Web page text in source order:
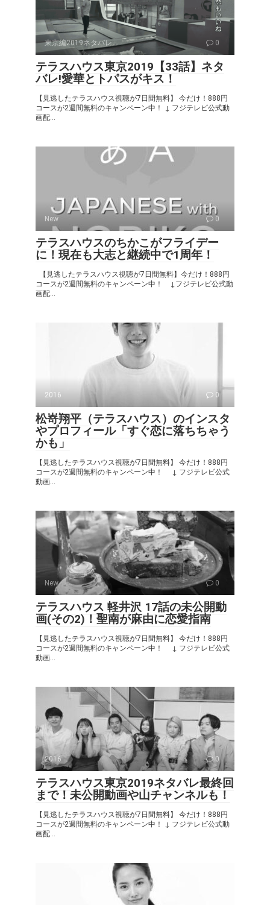
東京編2019ネタバレ 0
テラスハウス東京2019【33話】ネタ
バレ!愛華とトパスがキス！
【見逃したテラスハウス視聴が7日間無料】 今だけ！888円
コースが2週間無料のキャンペーン中！ ↓ フジテレビ公式動
画配...
New 0
テラスハウスのちかこがフライデー
に！現在も大志と継続中で1周年！
【見逃したテラスハウス視聴が7日間無料】今だけ！888円
コースが2週間無料のキャンペーン中！ ↓フジテレビ公式動
画配...
2016 0
松嵜翔平（テラスハウス）のインスタ
やプロフィール「すぐ恋に落ちちゃう
かも」
【見逃したテラスハウス視聴が7日間無料】 今だけ！888円
コースが2週間無料のキャンペーン中！ ↓ フジテレビ公式
動画...
New 0
テラスハウス 軽井沢 17話の未公開動
画(その2)！聖南が麻由に恋愛指南
【見逃したテラスハウス視聴が7日間無料】 今だけ！888円
コースが2週間無料のキャンペーン中！ ↓ フジテレビ公式
動画...
2016 0
テラスハウス東京2019ネタバレ最終回
まで！未公開動画や山チャンネルも！
【見逃したテラスハウス視聴が7日間無料】 今だけ！888円
コースが2週間無料のキャンペーン中！ ↓ フジテレビ公式動
画配...